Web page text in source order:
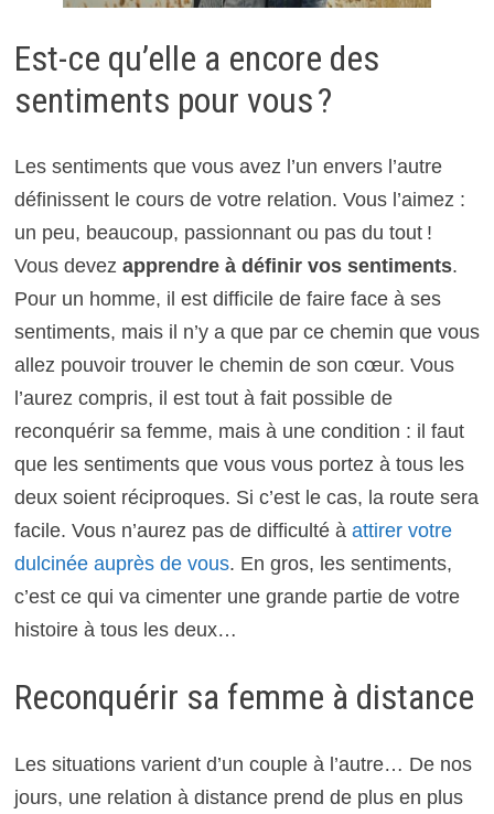
Est-ce qu’elle a encore des
sentiments pour vous ?
Les sentiments que vous avez l’un envers l’autre
définissent le cours de votre relation. Vous l’aimez :
un peu, beaucoup, passionnant ou pas du tout !
Vous devez apprendre à définir vos sentiments.
Pour un homme, il est difficile de faire face à ses
sentiments, mais il n’y a que par ce chemin que vous
allez pouvoir trouver le chemin de son cœur. Vous
l’aurez compris, il est tout à fait possible de
reconquérir sa femme, mais à une condition : il faut
que les sentiments que vous vous portez à tous les
deux soient réciproques. Si c’est le cas, la route sera
facile. Vous n’aurez pas de difficulté à attirer votre
dulcinée auprès de vous. En gros, les sentiments,
c’est ce qui va cimenter une grande partie de votre
histoire à tous les deux…
Reconquérir sa femme à distance
Les situations varient d’un couple à l’autre… De nos
jours, une relation à distance prend de plus en plus